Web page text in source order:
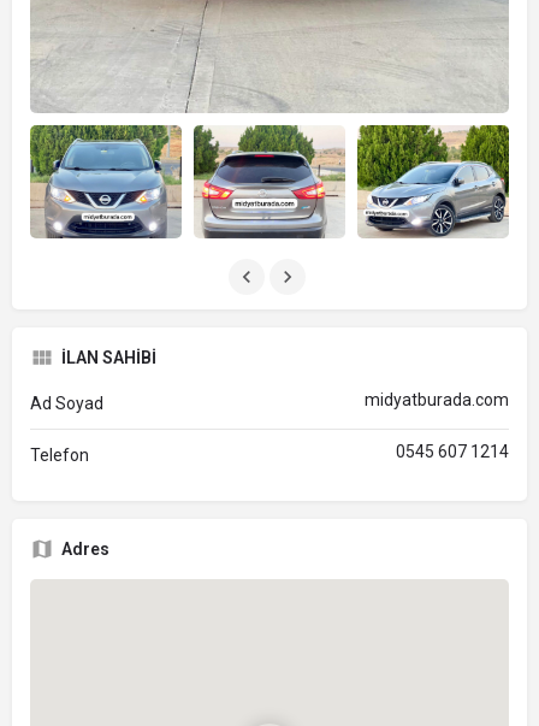
İLAN SAHİBİ
Ad Soyad midyatburada.com
Telefon 0545 607 1214
Adres